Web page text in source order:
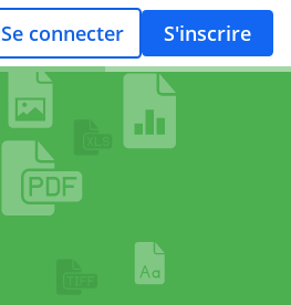
Se connecter S'inscrire